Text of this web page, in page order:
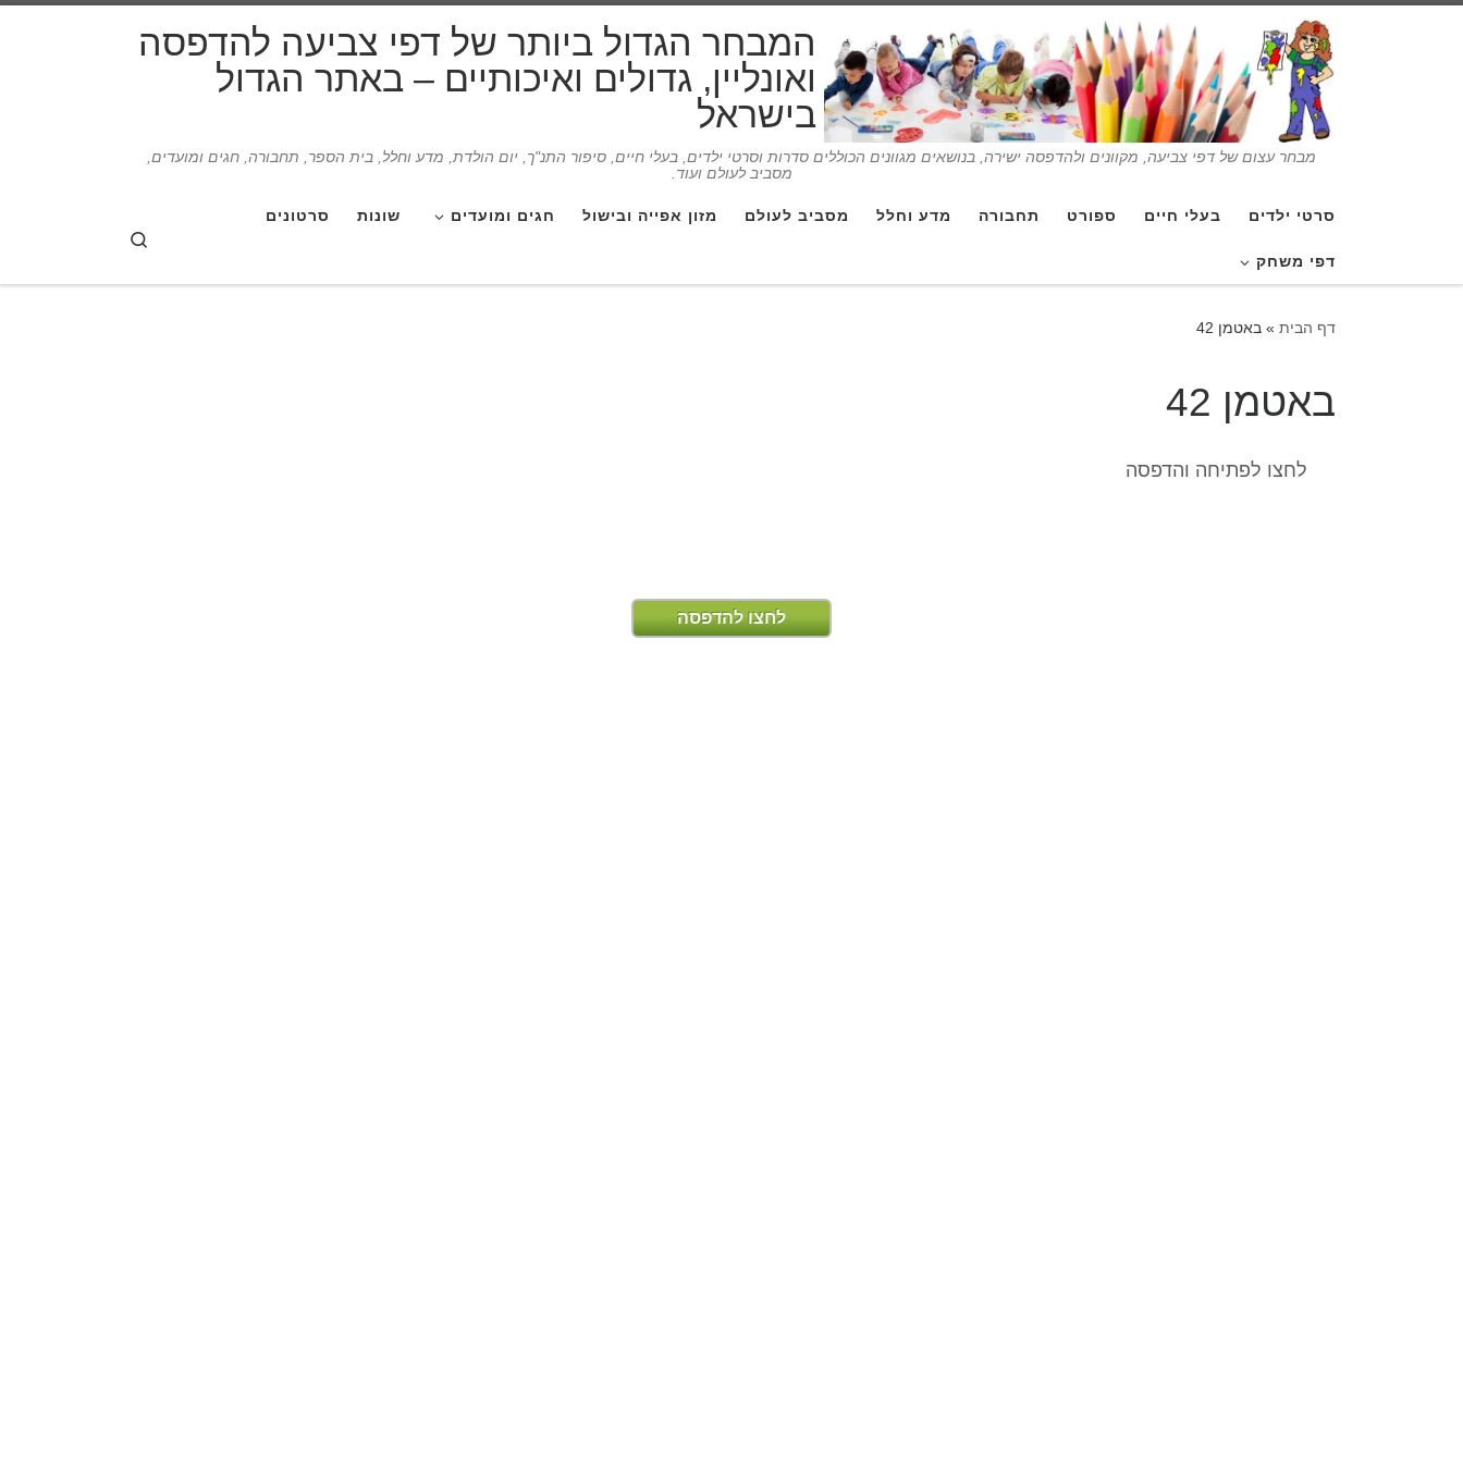
המבחר הגדול ביותר של דפי צביעה להדפסה
ואונליין, גדולים ואיכותיים – באתר הגדול
בישראל
מבחר עצום של דפי צביעה, מקוונים ולהדפסה ישירה, בנושאים מגוונים הכוללים סדרות וסרטי ילדים, בעלי חיים, סיפור התנ"ך, יום הולדת, מדע וחלל, בית הספר, תחבורה, חגים ומועדים,
מסביב לעולם ועוד.
סרטי ילדים בעלי חיים ספורט תחבורה מדע וחלל מסביב לעולם מזון אפייה ובישול חגים ומועדים שונות סרטונים
דפי משחק
דף הבית » באטמן 42
באטמן 42
לחצו לפתיחה והדפסה
לחצו להדפסה